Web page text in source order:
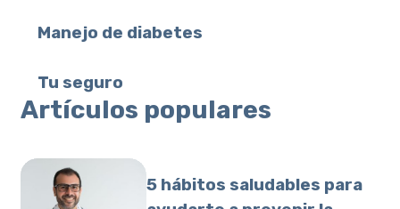
Manejo de diabetes
Tu seguro
Artículos populares
5 hábitos saludables para